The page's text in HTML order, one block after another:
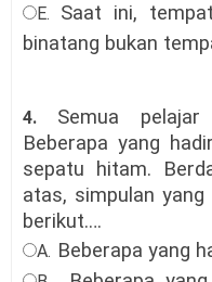
E. Saat ini,
binatang bukan
4. Semua
Beberapa yang
sepatu hitam.
atas, simpulan
berikut.…
A. Beberapa yang